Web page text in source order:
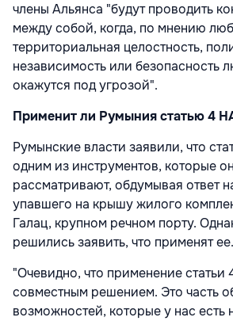
члены Альянса "будут проводить
между собой, когда, по мнению
территориальная целостность,
независимость или безопасность
окажутся под угрозой".
Применит ли Румыния статью 4
Румынские власти заявили, что
одним из инструментов, которые
рассматривают, обдумывая ответ
упавшего на крышу жилого
Галац, крупном речном порту.
решились заявить, что применят ее.
"Очевидно, что применение статьи
совместным решением. Это часть
возможностей, которые у нас есть